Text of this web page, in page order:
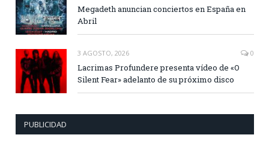
Megadeth anuncian conciertos en España en
Abril
3 AGOSTO, 2026 0
Lacrimas Profundere presenta vídeo de «O
Silent Fear» adelanto de su próximo disco
PUBLICIDAD